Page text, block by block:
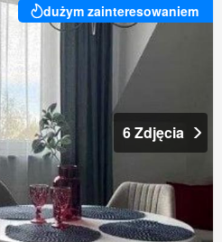
dużym zainteresowaniem
6 Zdjęcia